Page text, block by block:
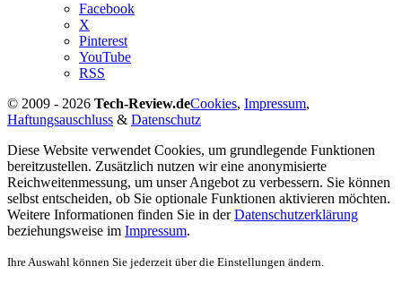
Facebook
X
Pinterest
YouTube
RSS
© 2009 - 2026 Tech-Review.deCookies, Impressum,
Haftungsauschluss & Datenschutz
Diese Website verwendet Cookies, um grundlegende Funktionen
bereitzustellen. Zusätzlich nutzen wir eine anonymisierte
Reichweitenmessung, um unser Angebot zu verbessern. Sie können
selbst entscheiden, ob Sie optionale Funktionen aktivieren möchten.
Weitere Informationen finden Sie in derDatenschutzerklärung
beziehungsweise im Impressum.
Ihre Auswahl können Sie jederzeit über die Einstellungen ändern.